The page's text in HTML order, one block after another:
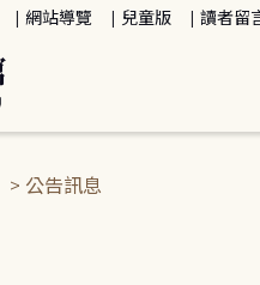
網站導覽 兒童版 讀者留
> 公告訊息